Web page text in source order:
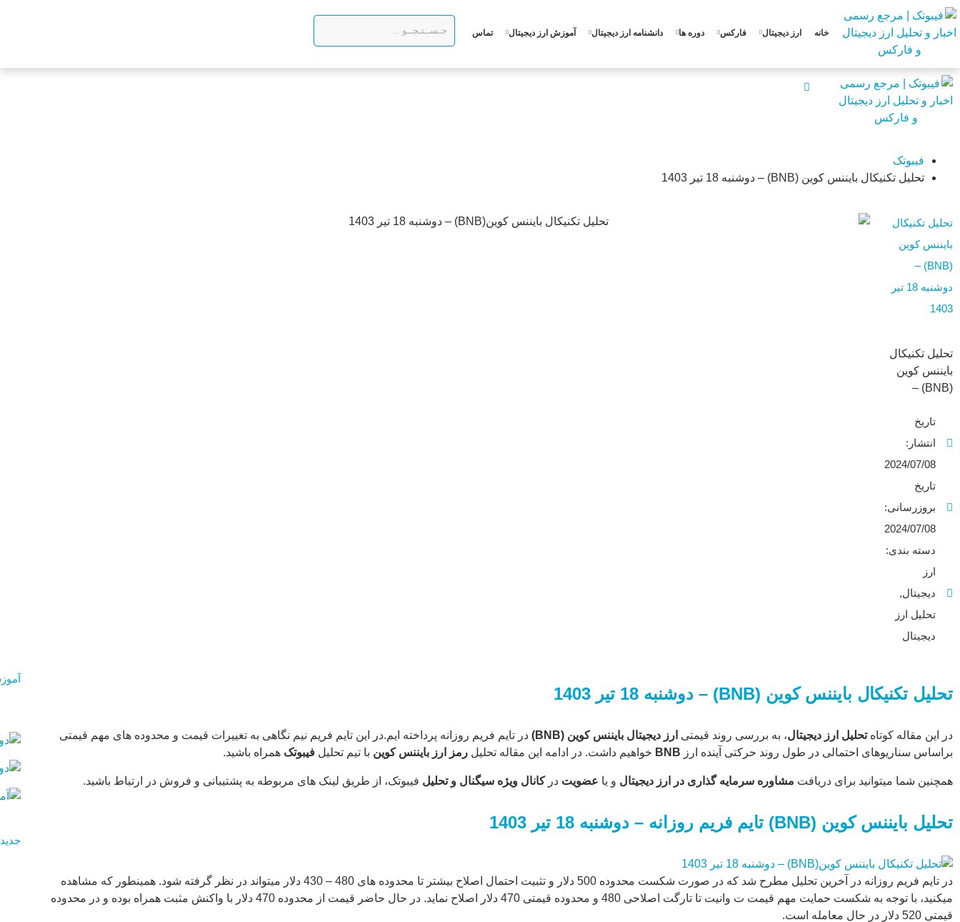
خانه ارز دیجیتال فارکس دوره ها دانشنامه ارز دیجیتال آموزش ارز دیجیتال تماس
فیبوتک
تحلیل تکنیکال بایننس کوین (BNB) – دوشنبه 18 تیر 1403
تحلیل تکنیکال
بایننس کوین
(BNB) –
دوشنبه 18 تیر
1403
تحلیل تکنیکال
بایننس کوین
(BNB) –
1403 در این
مقاله کوتاه
بررسی روند
قیمتی ارز
دیجیتال بایننس
در تایم فریم
روزانه پرداخته
ایم.در این تایم
فریم نیم
تغییرات قیمت
براساس
احتمالی در
طول روند
ارز BNB […]
تاریخ
انتشار:
2024/07/08
تاریخ
بروزرسانی:
2024/07/08
دسته بندی:
ارز
دیجیتال,
تحلیل ارز
دیجیتال
تحلیل تکنیکال بایننس کوین (BNB) – دوشنبه 18 تیر 1403
در این مقاله کوتاهتحلیل ارز دیجیتال، به بررسی روند قیمتی ارز دیجیتال بایننس کوین (BNB)
در تایم فریم روزانه پرداخته ایم.در این تایم فریم نیم نگاهی به تغییرات قیمت و محدوده های مهم قیمتی
براساس سناریوهای احتمالی در طول روند حرکتی آینده ارز BNB خواهیم داشت. در ادامه این مقاله تحلیل رمز ارز بایننس کوین با تیم تحلیل فیبوتک همراه باشید.
همچنین شما میتوانید برای دریافت مشاوره سرمایه گذاری در ارز دیجیتال و یا عضویت درکانال ویژه سیگنال و تحلیل فیبوتک، از طریق لینک های مربوطه به پشتیبانی و فروش در ارتباط باشید.
تحلیل بایننس کوین (BNB) تایم فریم روزانه – دوشنبه 18 تیر 1403
در تایم فریم روزانه در آخرین تحلیل مطرح شد که در صورت شکست محدوده 500 دلار و تثبیت احتمال اصلاح بیشتر تا محدوده های 480 – 430 دلار میتواند در نظر گرفته شود. همینطور که مشاهده
میکنید، با توجه به شکست حمایت مهم قیمت ت وانیت تا تارگت اصلاحی 480 و محدوده قیمتی 470 دلار اصلاح نماید. در حال حاضر قیمت از محدوده 470 دلار با واکنش مثبت همراه بوده و در محدوده
قیمتی 520 دلار در حال معامله است.